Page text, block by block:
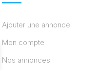
Ajouter une annonce
Mon compte
Nos annonces